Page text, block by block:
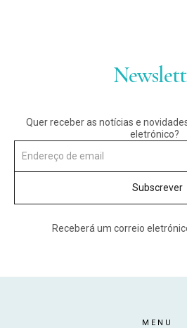
Quer receber as notícias e
eletrónico?
Receberá um correio
MENU